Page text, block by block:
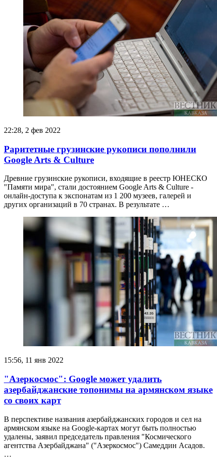
22:28, 2 фев 2022
Раритетные грузинские рукописи пополнили
Google Arts & Culture
Древние грузинские рукописи, входящие в реестр ЮНЕСКО
"Памяти мира", стали достоянием Google Arts & Culture -
онлайн-доступа к экспонатам из 1 200 музеев, галерей и
других организаций в 70 странах. В результате …
15:56, 11 янв 2022
"Азеркосмос": Google может удалить
азербайджанские топонимы на армянском языке
со своих карт
В перспективе названия азербайджанских городов и сел на
армянском языке на Google-картах могут быть полностью
удалены, заявил председатель правления "Космического
агентства Азербайджана" ("Азеркосмос") Самеддин Асадов.
…